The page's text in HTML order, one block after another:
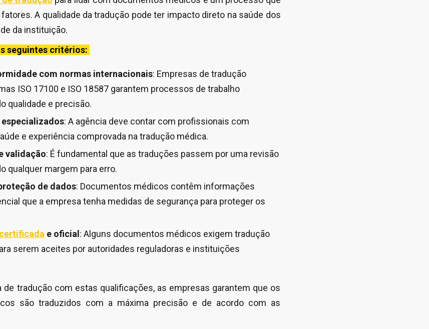
A qualidade da tradução pode ter impacto direto na saúde dos
da instituição.
seguintes critérios:
com normas internacionais: Empresas de tradução
ISO 17100 e ISO 18587 garantem processos de trabalho
qualidade e precisão.
: A agência deve contar com profissionais com
e experiência comprovada na tradução médica.
validação: É fundamental que as traduções passem por uma revisão
qualquer margem para erro.
de dados: Documentos médicos contêm informações
que a empresa tenha medidas de segurança para proteger os
e oficial : Alguns documentos médicos exigem tradução
serem aceites por autoridades reguladoras e instituições
de tradução com estas qualificações, as empresas garantem que os
são traduzidos com a máxima precisão e de acordo com as